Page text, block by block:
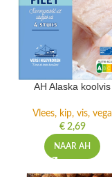
AH Alaska koolvis
Vlees, kip, vis, vega
€2,69
NAAR AH